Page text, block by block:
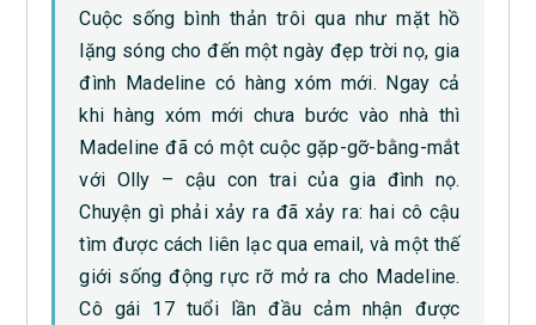
Cuộc sống bình thản trôi qua như mặt hồ
lặng sóng cho đến một ngày đẹp trời nọ, gia
đình Madeline có hàng xóm mới. Ngay cả
khi hàng xóm mới chưa bước vào nhà thì
Madeline đã có một cuộc gặp-gỡ-bằng-mắt
với Olly – cậu con trai của gia đình nọ.
Chuyện gì phải xảy ra đã xảy ra: hai cô cậu
tìm được cách liên lạc qua email, và một thế
giới sống động rực rỡ mở ra cho Madeline.
Cô gái 17 tuổi lần đầu cảm nhận được